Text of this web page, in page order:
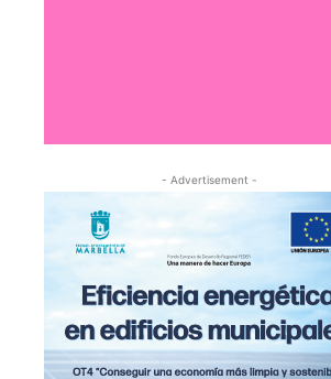
- Advertisement -